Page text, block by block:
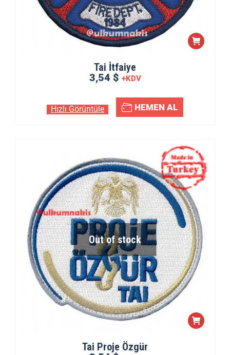
Tai İtfaiye
3,54 $ +KDV
Hızlı Görüntüle HEMEN AL
Out of stock
Tai Proje Özgür